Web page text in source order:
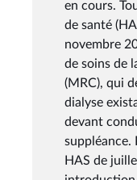
en cours.
de santé
novembre
de soins de
(MRC), qui
dialyse
devant
suppléance.
HAS de